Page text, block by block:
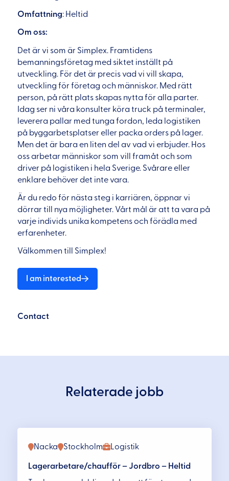
Omfattning: Heltid
Om oss:
Det är vi som är Simplex. Framtidens
bemanningsföretag med siktet inställt på
utveckling. För det är precis vad vi vill skapa,
utveckling för företag och människor. Med rätt
person, på rätt plats skapas nytta för alla parter.
Idag ser ni våra konsulter köra truck på terminaler,
leverera pallar med tunga fordon, leda logistiken
på byggarbetsplatser eller packa orders på lager.
Men det är bara en liten del av vad vi erbjuder. Hos
oss arbetar människor som vill framåt och som
driver på logistiken i hela Sverige. Svårare eller
enklare behöver det inte vara.
Är du redo för nästa steg i karriären, öppnar vi
dörrar till nya möjligheter. Vårt mål är att ta vara på
varje individs unika kompetens och förädla med
erfarenheter.
Välkommen till Simplex!
I am interested
Contact
Relaterade jobb
Logistik
Nacka Stockholm
Lagerarbetare/chaufför – Jordbro – Heltid